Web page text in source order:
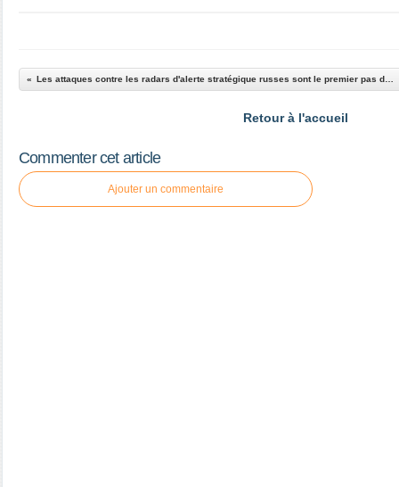
Retour à l'accueil
Commenter cet article
Ajouter un commentaire